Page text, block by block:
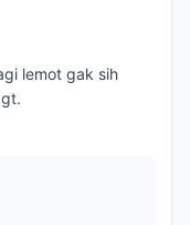
lemot gak sih